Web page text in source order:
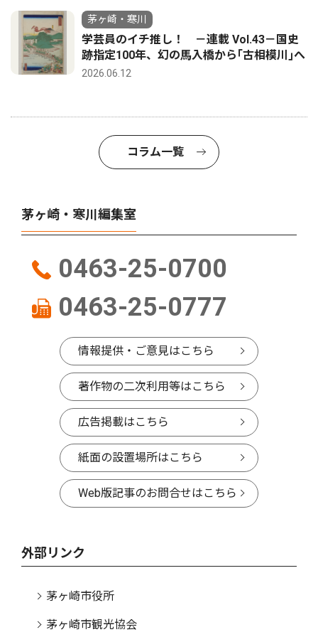
茅ヶ崎・寒川
学芸員のイチ推し！ －連載 Vol.43－国史
跡指定100年、幻の馬入橋から｢古相模川｣へ
2026.06.12
コラム一覧
茅ヶ崎・寒川編集室
0463-25-0700
0463-25-0777
情報提供・ご意見はこちら
著作物の二次利用等はこちら
広告掲載はこちら
紙面の設置場所はこちら
Web版記事のお問合せはこちら
外部リンク
茅ヶ崎市役所
茅ヶ崎市観光協会